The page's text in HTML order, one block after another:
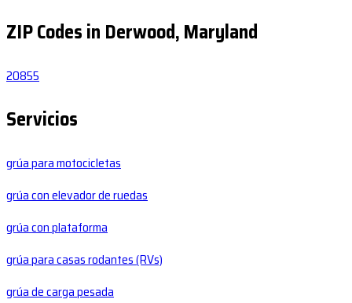
ZIP Codes in Derwood, Maryland
20855
Servicios
grúa para motocicletas
grúa con elevador de ruedas
grúa con plataforma
grúa para casas rodantes (RVs)
grúa de carga pesada